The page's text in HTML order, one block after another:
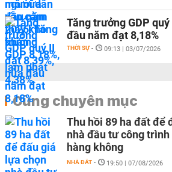
Tăng trưởng GDP
đầu năm đạt 8,18%
THỜI SỰ - 09:13 | 03/07/2026
Cùng chuyên mục
Thu hồi 89 ha đất để
nhà đầu tư công
hàng không
NHÀ ĐẤT - 19:50 | 07/08/2026